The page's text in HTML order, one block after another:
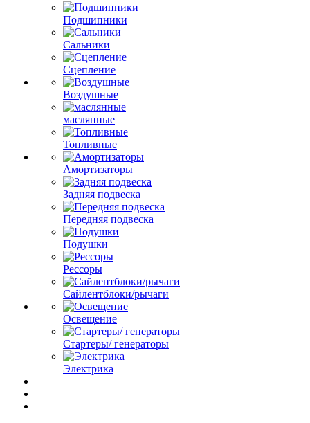
Подшипники
Сальники
Сцепление
Воздушные
маслянные
Топливные
Амортизаторы
Задняя подвеска
Передняя подвеска
Подушки
Рессоры
Сайлентблоки/рычаги
Освещение
Стартеры/ генераторы
Электрика